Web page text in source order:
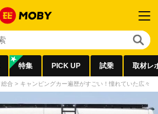
特集 PICK UP 試乗 取材レ
合 > キャンピングカー遍歴がすごい！憧れていた広々